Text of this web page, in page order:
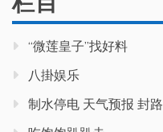
“微莲皇子”找好料
八掛娱乐
制水停电 天气预报 封路